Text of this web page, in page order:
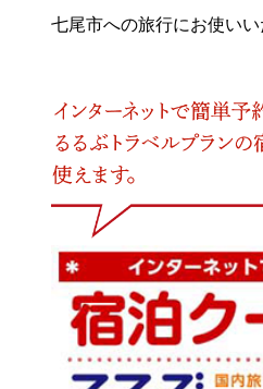
七尾市への旅行にお使いい